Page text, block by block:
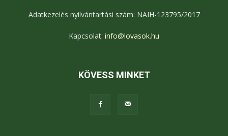
Adatkezelés nyilvántartási szám: NAIH-123795/2017
Kapcsolat: info@lovasok.hu
KÖVESS MINKET